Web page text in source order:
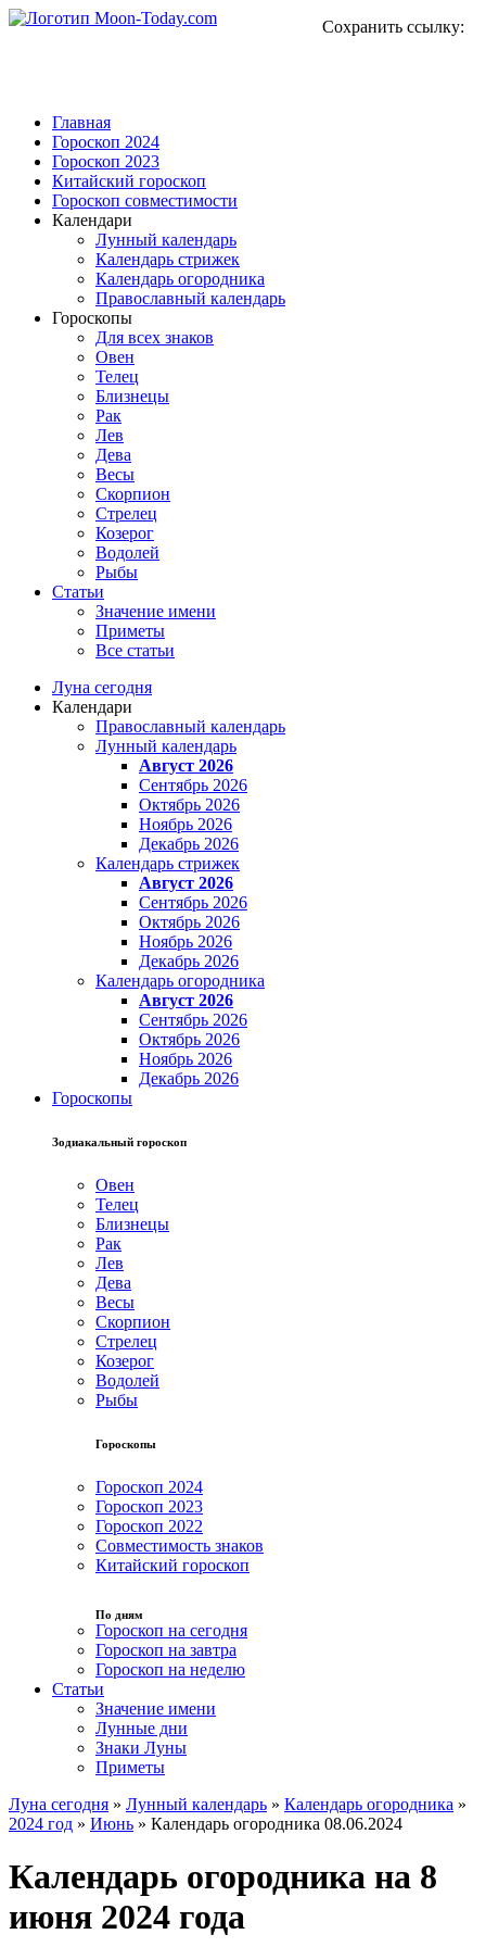
Сохранить ссылку:
Главная
Гороскоп 2024
Гороскоп 2023
Китайский гороскоп
Гороскоп совместимости
Календари
Лунный календарь
Календарь стрижек
Календарь огородника
Православный календарь
Гороскопы
Для всех знаков
Овен
Телец
Близнецы
Рак
Лев
Дева
Весы
Скорпион
Стрелец
Козерог
Водолей
Рыбы
Статьи
Значение имени
Приметы
Все статьи
Луна сегодня
Календари
Православный календарь
Лунный календарь
Август 2026
Сентябрь 2026
Октябрь 2026
Ноябрь 2026
Декабрь 2026
Календарь стрижек
Август 2026
Сентябрь 2026
Октябрь 2026
Ноябрь 2026
Декабрь 2026
Календарь огородника
Август 2026
Сентябрь 2026
Октябрь 2026
Ноябрь 2026
Декабрь 2026
Гороскопы
Зодиакальный гороскоп
Овен
Телец
Близнецы
Рак
Лев
Дева
Весы
Скорпион
Стрелец
Козерог
Водолей
Рыбы
Гороскопы
Гороскоп 2024
Гороскоп 2023
Гороскоп 2022
Совместимость знаков
Китайский гороскоп
По дням
Гороскоп на сегодня
Гороскоп на завтра
Гороскоп на неделю
Статьи
Значение имени
Лунные дни
Знаки Луны
Приметы
Луна сегодня » Лунный календарь » Календарь огородника »
2024 год » Июнь » Календарь огородника 08.06.2024
Календарь огородника на 8
июня 2024 года